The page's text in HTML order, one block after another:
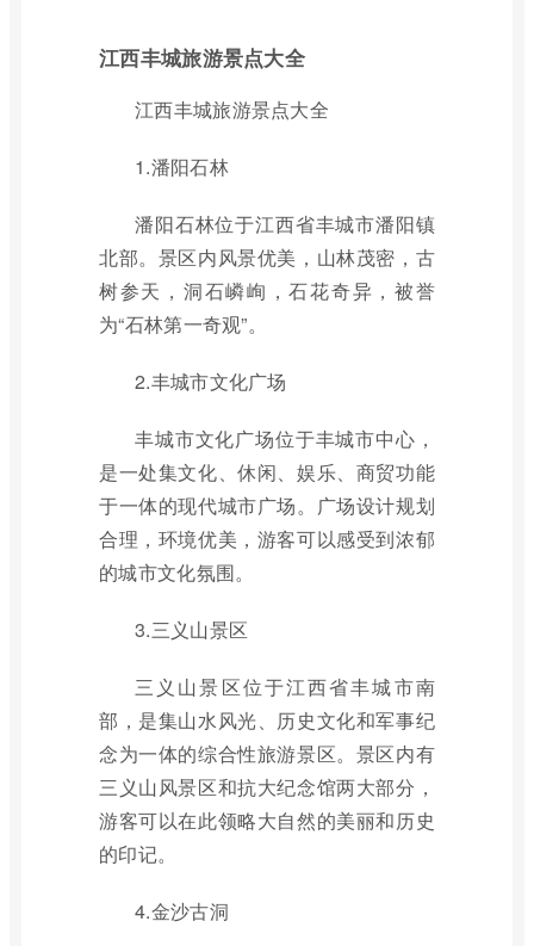
江西丰城旅游景点大全
江西丰城旅游景点大全
1.潘阳石林
潘阳石林位于江西省丰城市潘阳镇
北部。景区内风景优美，山林茂密，古
树参天，洞石嶙峋，石花奇异，被誉
为“石林第一奇观”。
2.丰城市文化广场
丰城市文化广场位于丰城市中心，
是一处集文化、休闲、娱乐、商贸功能
于一体的现代城市广场。广场设计规划
合理，环境优美，游客可以感受到浓郁
的城市文化氛围。
3.三义山景区
三义山景区位于江西省丰城市南
部，是集山水风光、历史文化和军事纪
念为一体的综合性旅游景区。景区内有
三义山风景区和抗大纪念馆两大部分，
游客可以在此领略大自然的美丽和历史
的印记。
4.金沙古洞